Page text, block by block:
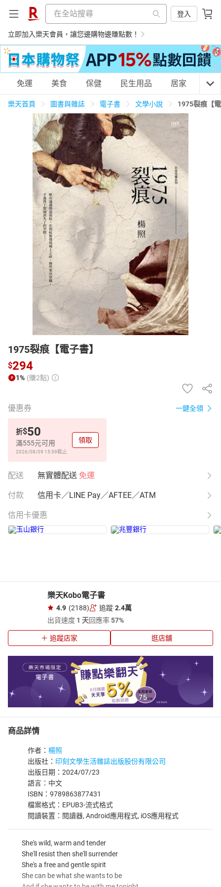
登入
立即加入樂天會員，讓您邊購物邊賺點數！
購物網分類
天天免運 美食蛋糕 養生保健 民生用品
居家生活 3C家電 運動休閒 親子玩具
女裝 男裝 化妝保養
日本購物 電子/紙本書
HOT
免運 美食 保健 民生用品 居家 3C
樂天首頁 圖書與雜誌 電子書 文學小說 1975裂痕【
1975裂痕【電子書】
$294
1% (賺2點)
優惠券 一鍵全領
折$50
滿555元可用
2026/08/09 15:59截止
領取
配送 無實體配送 免運
付款 信用卡／LINE Pay／AFTEE／ATM
信用卡優惠
樂天Kobo電子書
4.9 (2188) 追蹤 2.4萬
出貨速度 1 天回應率57%
追蹤店家 逛店舖
商品詳情
作者： 楊照
出版社： 印刻文學生活雜誌出版股份有限公司
出版日期：2024/07/23
語言：中文
ISBN：9789863877431
檔案格式：EPUB3-流式格式
閱讀裝置：閱讀器, Android應用程式, iOS應用程式
She's wild, warm and tender
She'll resist then she'll surrender
She's a free and gentle spirit
She can be what she wants to be